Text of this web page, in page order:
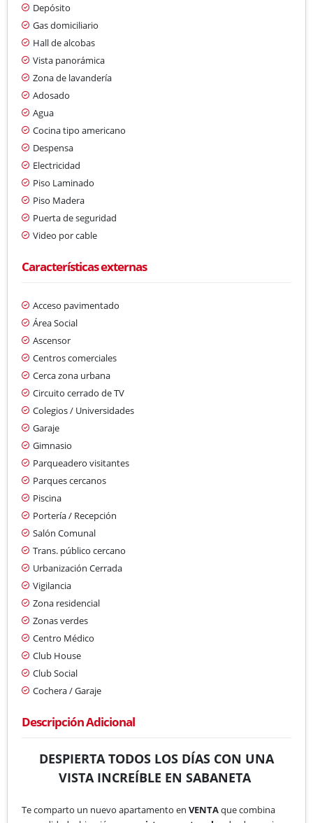
Depósito
Gas domiciliario
Hall de alcobas
Vista panorámica
Zona de lavandería
Adosado
Agua
Cocina tipo americano
Despensa
Electricidad
Piso Laminado
Piso Madera
Puerta de seguridad
Video por cable
Características externas
Acceso pavimentado
Área Social
Ascensor
Centros comerciales
Cerca zona urbana
Circuito cerrado de TV
Colegios / Universidades
Garaje
Gimnasio
Parqueadero visitantes
Parques cercanos
Piscina
Portería / Recepción
Salón Comunal
Trans. público cercano
Urbanización Cerrada
Vigilancia
Zona residencial
Zonas verdes
Centro Médico
Club House
Club Social
Cochera / Garaje
Descripción Adicional
DESPIERTA TODOS LOS DÍAS CON UNA
VISTA INCREÍBLE EN SABANETA
​Te comparto un nuevo apartamento en​ VENTAque combina